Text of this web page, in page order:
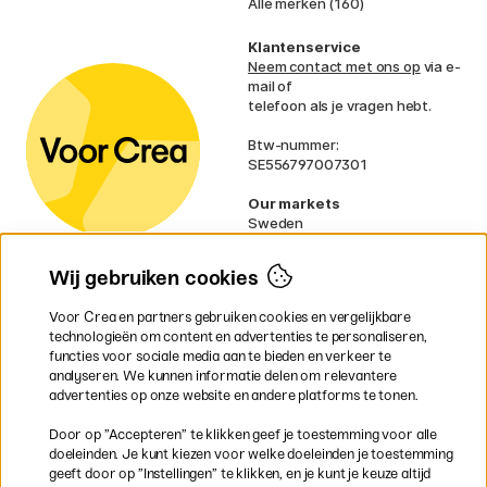
Alle merken (160)
Klantenservice
Neem contact met ons op via e-
mail of
telefoon als je vragen hebt.
Btw-nummer:
SE556797007301
Our markets
Sweden
Denmark
Finland
Ireland
Germany
UK
EU
gelden voor volumineuze producten.
Wij gebruiken cookies
Voor Crea en partners gebruiken cookies en vergelijkbare
technologieën om content en advertenties te personaliseren,
functies voor sociale media aan te bieden en verkeer te
analyseren. We kunnen informatie delen om relevantere
advertenties op onze website en andere platforms te tonen.
Door op ”Accepteren” te klikken geef je toestemming voor alle
doeleinden. Je kunt kiezen voor welke doeleinden je toestemming
geeft door op ”Instellingen” te klikken, en je kunt je keuze altijd